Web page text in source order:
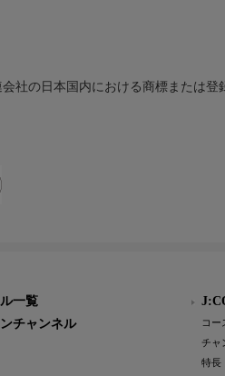
社の日本国内における商標または登
一覧
チャンネル
コー
チャ
特長